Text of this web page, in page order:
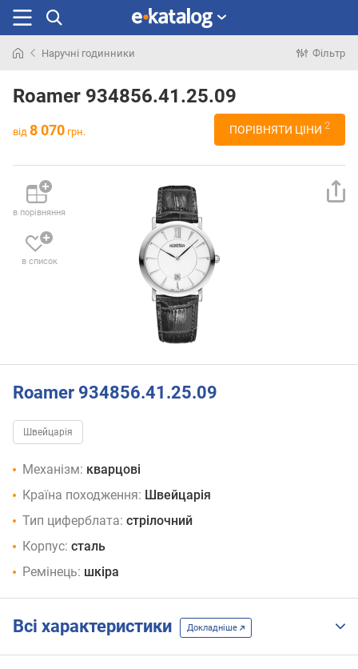
раніше
Наручні годинники Фільтр
Roamer 934856.41.25.09
від 8 070 грн. ПОРІВНЯТИ ЦІНИ 2
в порівняння
в список
Roamer 934856.41.25.09
Швейцарія
Механізм: кварцові
Країна походження: Швейцарія
Тип циферблата: стрілочний
Корпус: сталь
Ремінець: шкіра
Всі характеристики Докладніше